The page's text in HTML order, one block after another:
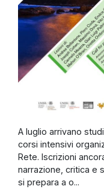
A luglio arrivano
corsi intensivi
Rete. Iscrizioni
narrazione, critica e
si prepara a o...